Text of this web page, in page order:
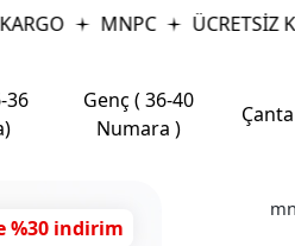
MNPC ÜCRETSİZ
36
Genç ( 36-40
Numara )
Çanta
%30 indirim